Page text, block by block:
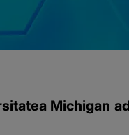
Michigan